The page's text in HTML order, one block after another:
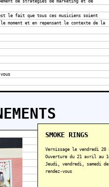
de stratégies de marketing et de
le fait que tous ces musiciens soient
moment et en repensant le contexte de la
SMOKE RINGS
Vernissage le vendredi 20
Ouverture du 21 avril au
Jeudi, vendredi, samedi
rendez-vous